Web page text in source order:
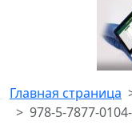
Главная страница
978-5-7877-